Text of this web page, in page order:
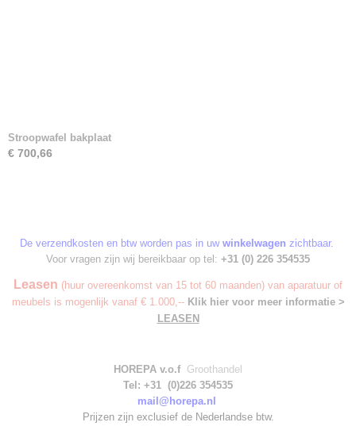
Stroopwafel bakplaat
€ 700,66
De verzendkosten en btw worden pas in uw winkelwagen zichtbaar.
Voor vragen zijn wij bereikbaar op tel: +31 (0) 226 354535
Leasen (huur overeenkomst van 15 tot 60 maanden) van aparatuur of
meubels is mogenlijk vanaf € 1.000,-- Klik hier voor meer informatie >
LEASEN
HOREPA v.o.f Groothandel
Tel: +31 (0)226 354535
mail@horepa.nl
Prijzen zijn exclusief de Nederlandse btw.